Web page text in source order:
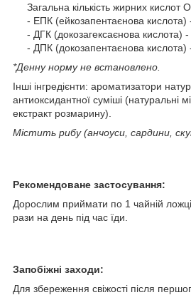
Загальна кількість жирних
- ЕПК (ейкозапентаєнова кислота)
- ДГК (докозагексаєнова кислота)
- ДПК (докозапентаєнова кислота)
*Денну норму не встановлено.
Інші інгредієнти: ароматизатори
антиоксидантної суміші (натуральні
екстракт розмарину).
Містить рибу (анчоуси, сардини,
Рекомендоване застосування:
Дорослим приймати по 1 чайній
рази на день під час їди.
Запобіжні заходи:
Для збереження свіжості після